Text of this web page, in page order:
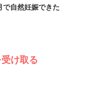
で自然妊娠できた
け取る